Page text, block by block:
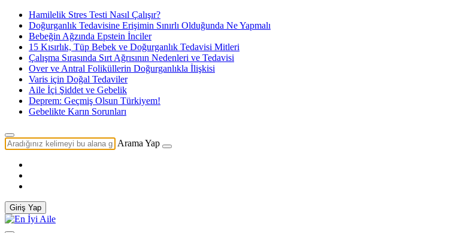
Hamilelik Stres Testi Nasıl Çalışır?
Doğurganlık Tedavisine Erişimin Sınırlı Olduğunda Ne Yapmalı
Bebeğin Ağzında Epstein İnciler
15 Kısırlık, Tüp Bebek ve Doğurganlık Tedavisi Mitleri
Çalışma Sırasında Sırt Ağrısının Nedenleri ve Tedavisi
Over ve Antral Foliküllerin Doğurganlıkla İlişkisi
Varis için Doğal Tedaviler
Aile İçi Şiddet ve Gebelik
Deprem: Geçmiş Olsun Türkiyem!
Gebelikte Karın Sorunları
Arama Yap
Giriş Yap